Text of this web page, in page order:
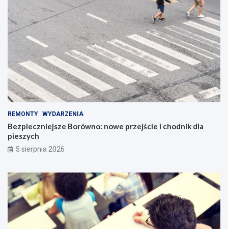
REMONTY WYDARZENIA
Bezpieczniejsze Borówno: nowe przejście i chodnik dla
pieszych
5 sierpnia 2026